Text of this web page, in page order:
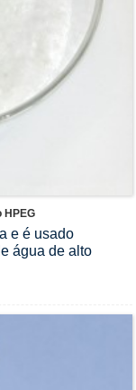
HPEG
e é usado
água de alto
retentor.Tem
maior
atender às duras
um produto
aos padrões
ambiental.